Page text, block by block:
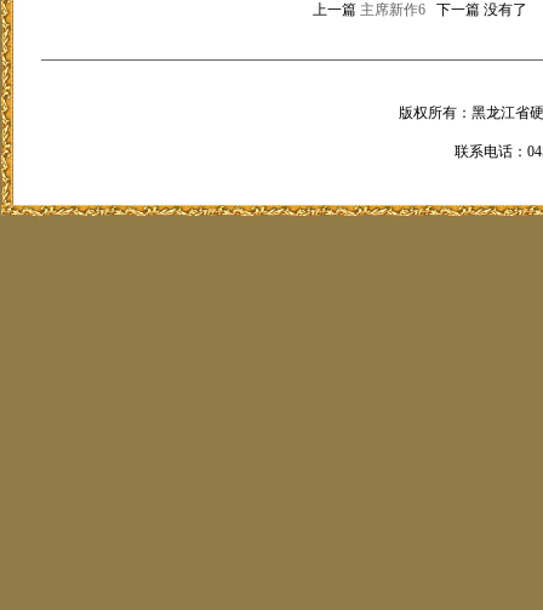
上一篇 主席新作6 下一篇 没有了
版权所有：黑龙江省
联系电话：